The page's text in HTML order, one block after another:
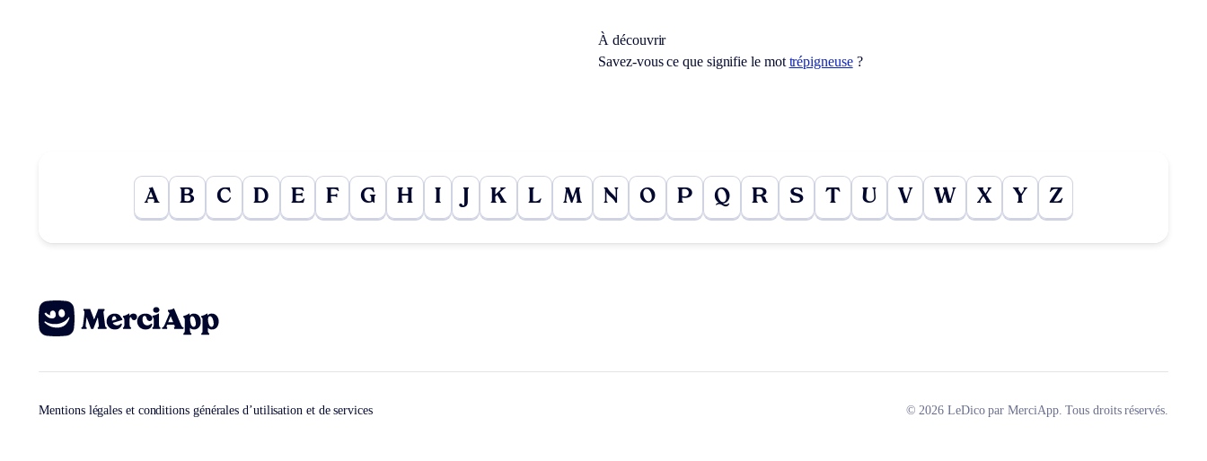
À découvrir
Savez-vous ce que signifie le mot trépigneuse?
A B C D E F G H I K L M N O P Q R S T U V W X Y Z
Mentions légales et conditions générales d’utilisation et de services © 2026 LeDico par MerciApp. Tous droits réservés.